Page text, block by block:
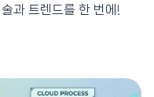
과 트렌드를 한 번에!